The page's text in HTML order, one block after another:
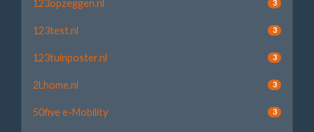
123opzeggen.nl 3
123test.nl 3
123tuinposter.nl 3
2Lhome.nl 3
50five e-Mobility 3